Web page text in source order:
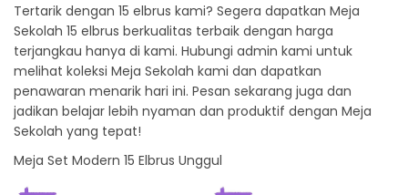
Tertarik dengan 15 elbrus kami? Segera dapatkan Meja
Sekolah 15 elbrus berkualitas terbaik dengan harga
terjangkau hanya di kami. Hubungi admin kami untuk
melihat koleksi Meja Sekolah kami dan dapatkan
penawaran menarik hari ini. Pesan sekarang juga dan
jadikan belajar lebih nyaman dan produktif dengan Meja
Sekolah yang tepat!
Meja Set Modern 15 Elbrus Unggul